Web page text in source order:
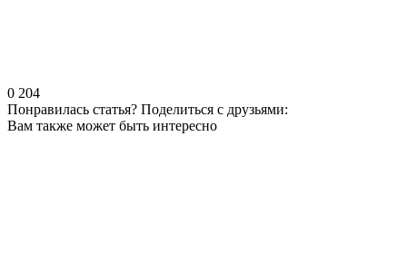
0 204
Понравилась статья? Поделиться с друзьями:
Вам также может быть интересно